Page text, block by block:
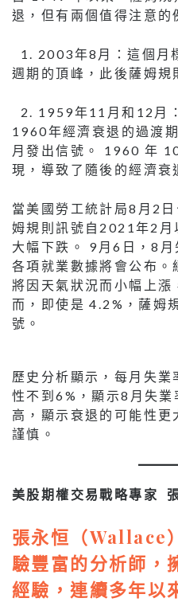
退，但有兩個值得注意的
1. 2003年8月：這個月
週期的頂峰，此後薩姆規
2. 1959年11月和12月
1960年經濟衰退的過渡
月發出信號。 1960 年
現，導致了隨後的經濟衰
當美國勞工統計局8月2
姆規則訊號自2021年2月
大幅下跌。 9月6日，8
各項就業數據將會公布
將因天氣狀況而小幅上
而，即使是 4.2%，薩姆
號。
歷史分析顯示，每月失
性不到6%，顯示8月失
高，顯示衰退的可能性
謹慎。
美股期權交易戰略專家
張永恒（Wallace
驗豐富的分析師，
經驗，連續多年以